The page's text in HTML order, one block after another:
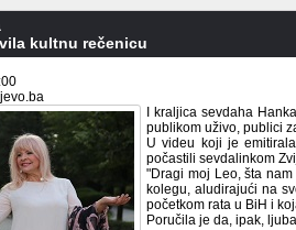
kultnu rečenicu
I kraljica sevdaha
publikom uživo, publici
U videu koji je
počastili sevdalinkom
"Dragi moj Leo, šta
kolegu, aludirajući na
početkom rata u BiH i
Poručila je da, ipak,